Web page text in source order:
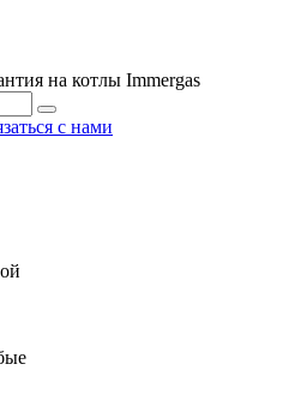
на котлы Immergas
с нами